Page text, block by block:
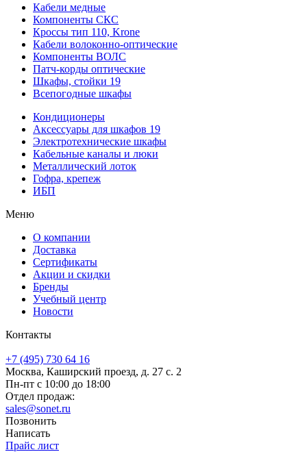
Кабели медные
Компоненты СКС
Кроссы тип 110, Krone
Кабели волоконно-оптические
Компоненты ВОЛС
Патч-корды оптические
Шкафы, стойки 19
Всепогодные шкафы
Кондиционеры
Аксессуары для шкафов 19
Электротехнические шкафы
Кабельные каналы и люки
Металлический лоток
Гофра, крепеж
ИБП
Меню
О компании
Доставка
Сертификаты
Акции и скидки
Бренды
Учебный центр
Новости
Контакты
+7 (495) 730 64 16
Москва, Каширский проезд, д. 27 с. 2
Пн-пт с 10:00 до 18:00
Отдел продаж:
sales@sonet.ru
Позвонить
Написать
Прайс лист